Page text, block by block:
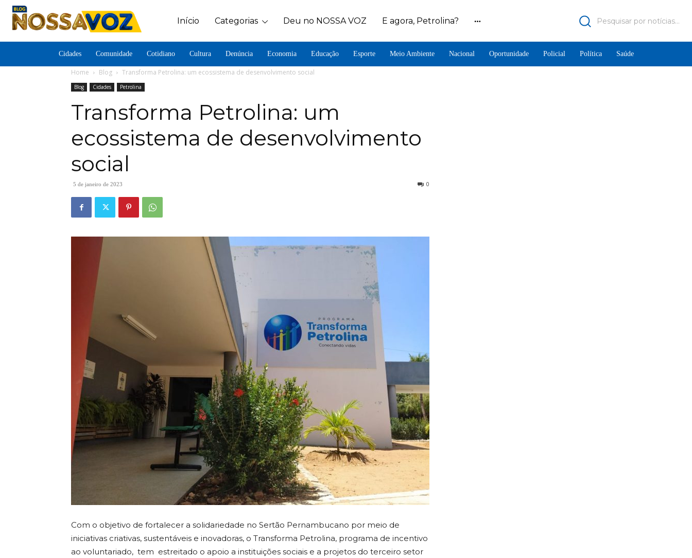
Início Categorias Deu no NOSSA VOZ E agora, Petrolina? Pesquisar por notícias...
Cidades Comunidade Cotidiano Cultura Denúncia Economia Educação Esporte Meio Ambiente Nacional Oportunidade Policial Política Saúde
Home Blog Transforma Petrolina: um ecossistema de desenvolvimento social
Blog Cidades Petrolina
Transforma Petrolina: um
ecossistema de desenvolvimento
social
5 de janeiro de 2023 0
Com o objetivo de fortalecer a solidariedade no Sertão Pernambucano por meio de
iniciativas criativas, sustentáveis e inovadoras, o Transforma Petrolina, programa de incentivo
ao voluntariado, tem estreitado o apoio a instituições sociais e a projetos do terceiro setor